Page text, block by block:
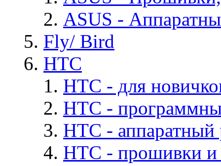
ASUS -
Fly/ Bird
HTC
HTC - для
HTC -
HTC - аппаратный
HTC - прошивки